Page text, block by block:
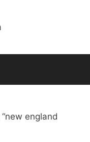
england